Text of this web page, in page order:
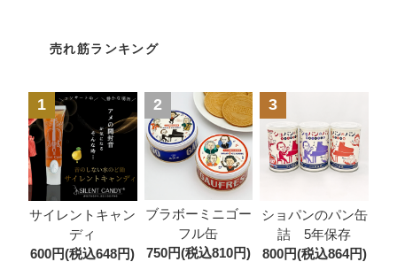
売れ筋ランキング
1
サイレントキャン
ディ
600円(税込648円)
2
ブラボーミニゴー
フル缶
750円(税込810円)
3
ショパンのパン缶
詰 5年保存
800円(税込864円)